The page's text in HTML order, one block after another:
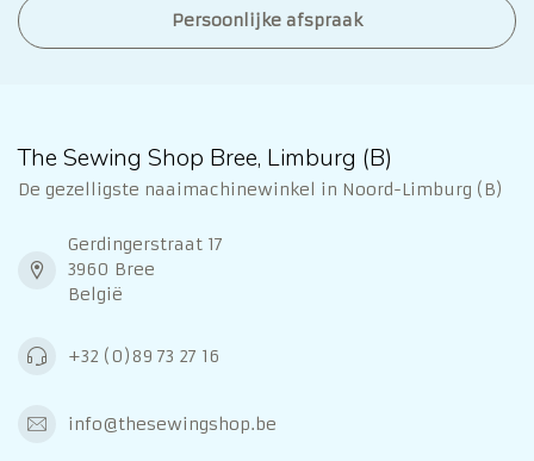
Persoonlijke afspraak
The Sewing Shop Bree, Limburg (B)
De gezelligste naaimachinewinkel in Noord-Limburg (B)
Gerdingerstraat 17
3960 Bree
België
+32 (0)89 73 27 16
info@thesewingshop.be